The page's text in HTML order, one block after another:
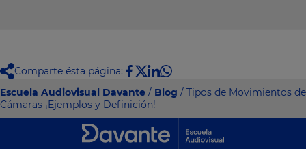
Comparte ésta página:
Escuela Audiovisual Davante / Blog / Tipos de Movimientos de
Cámaras ¡Ejemplos y Definición!